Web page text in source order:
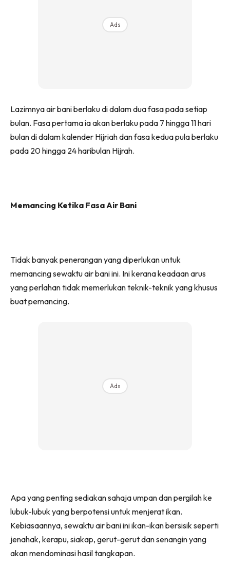
Ads
Lazimnya air bani berlaku di dalam dua fasa pada setiap
bulan. Fasa pertama ia akan berlaku pada 7 hingga 11 hari
bulan di dalam kalender Hijriah dan fasa kedua pula berlaku
pada 20 hingga 24 haribulan Hijrah.
Memancing Ketika Fasa Air Bani
Tidak banyak penerangan yang diperlukan untuk
memancing sewaktu air bani ini. Ini kerana keadaan arus
yang perlahan tidak memerlukan teknik-teknik yang khusus
buat pemancing.
Ads
Apa yang penting sediakan sahaja umpan dan pergilah ke
lubuk-lubuk yang berpotensi untuk menjerat ikan.
Kebiasaannya, sewaktu air bani ini ikan-ikan bersisik seperti
jenahak, kerapu, siakap, gerut-gerut dan senangin yang
akan mendominasi hasil tangkapan.